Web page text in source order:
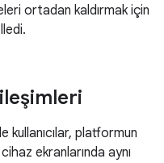
ortadan kaldırmak için
kullanıcılar, platformun
ekranlarında aynı